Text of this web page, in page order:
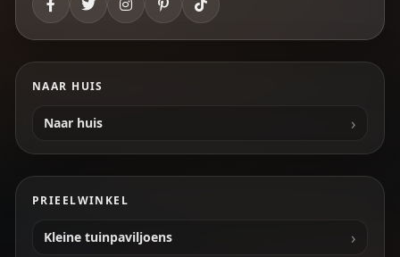
NAAR HUIS
Naar huis
PRIEELWINKEL
Kleine tuinpaviljoens